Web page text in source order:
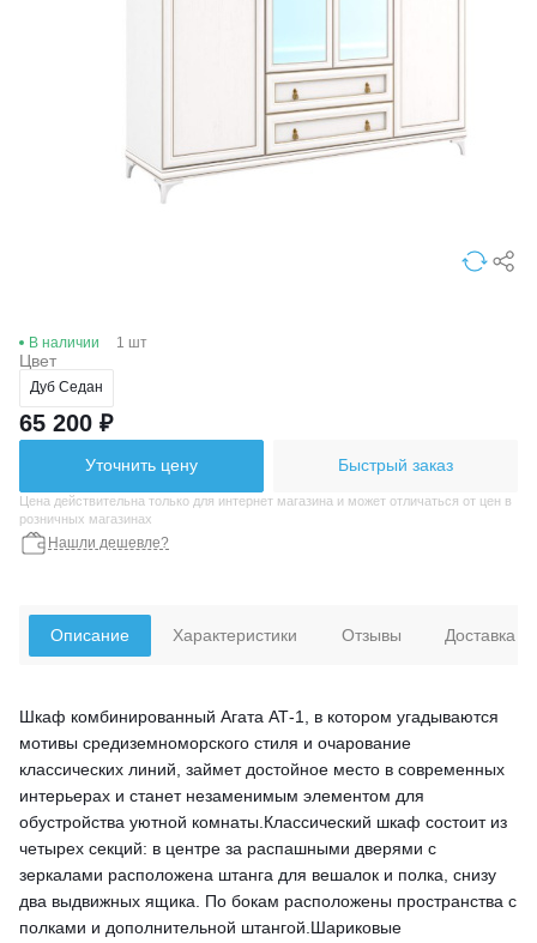
В наличии 1 шт
Цвет
Дуб Седан
65 200 ₽
Уточнить цену Быстрый заказ
Цена действительна только для интернет магазина и может отличаться от цен в
розничных магазинах
Нашли дешевле?
Описание
Шкаф комбинированный Агата АТ-1, в котором угадываются
мотивы средиземноморского стиля и очарование
классических линий, займет достойное место в современных
интерьерах и станет незаменимым элементом для
обустройства уютной комнаты.Классический шкаф состоит из
четырех секций: в центре за распашными дверями с
зеркалами расположена штанга для вешалок и полка, снизу
два выдвижных ящика. По бокам расположены пространства с
полками и дополнительной штангой.Шариковые
Характеристики Отзывы Доставка